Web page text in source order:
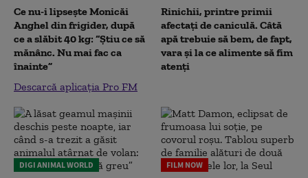
Ce nu-i lipsește Monicăi
Anghel din frigider, după
ce a slăbit 40 kg: “Știu ce să
mănânc. Nu mai fac ca
înainte”
Descarcă aplicația Pro FM
Rinichii, printre primii
afectați de caniculă. Câtă
apă trebuie să bem, de fapt,
vara și la ce alimente să fim
atenți
DIGI ANIMAL WORLD FILM NOW